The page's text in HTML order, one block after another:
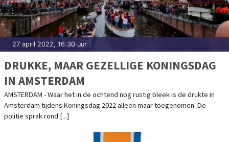
27 april 2022, 16:30 uur
DRUKKE, MAAR GEZELLIGE KONINGSDAG
IN AMSTERDAM
AMSTERDAM - Waar het in de ochtend nog rustig bleek is de drukte in
Amsterdam tijdens Koningsdag 2022 alleen maar toegenomen. De
politie sprak rond [...]